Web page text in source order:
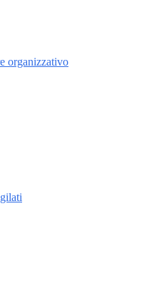
organizzativo